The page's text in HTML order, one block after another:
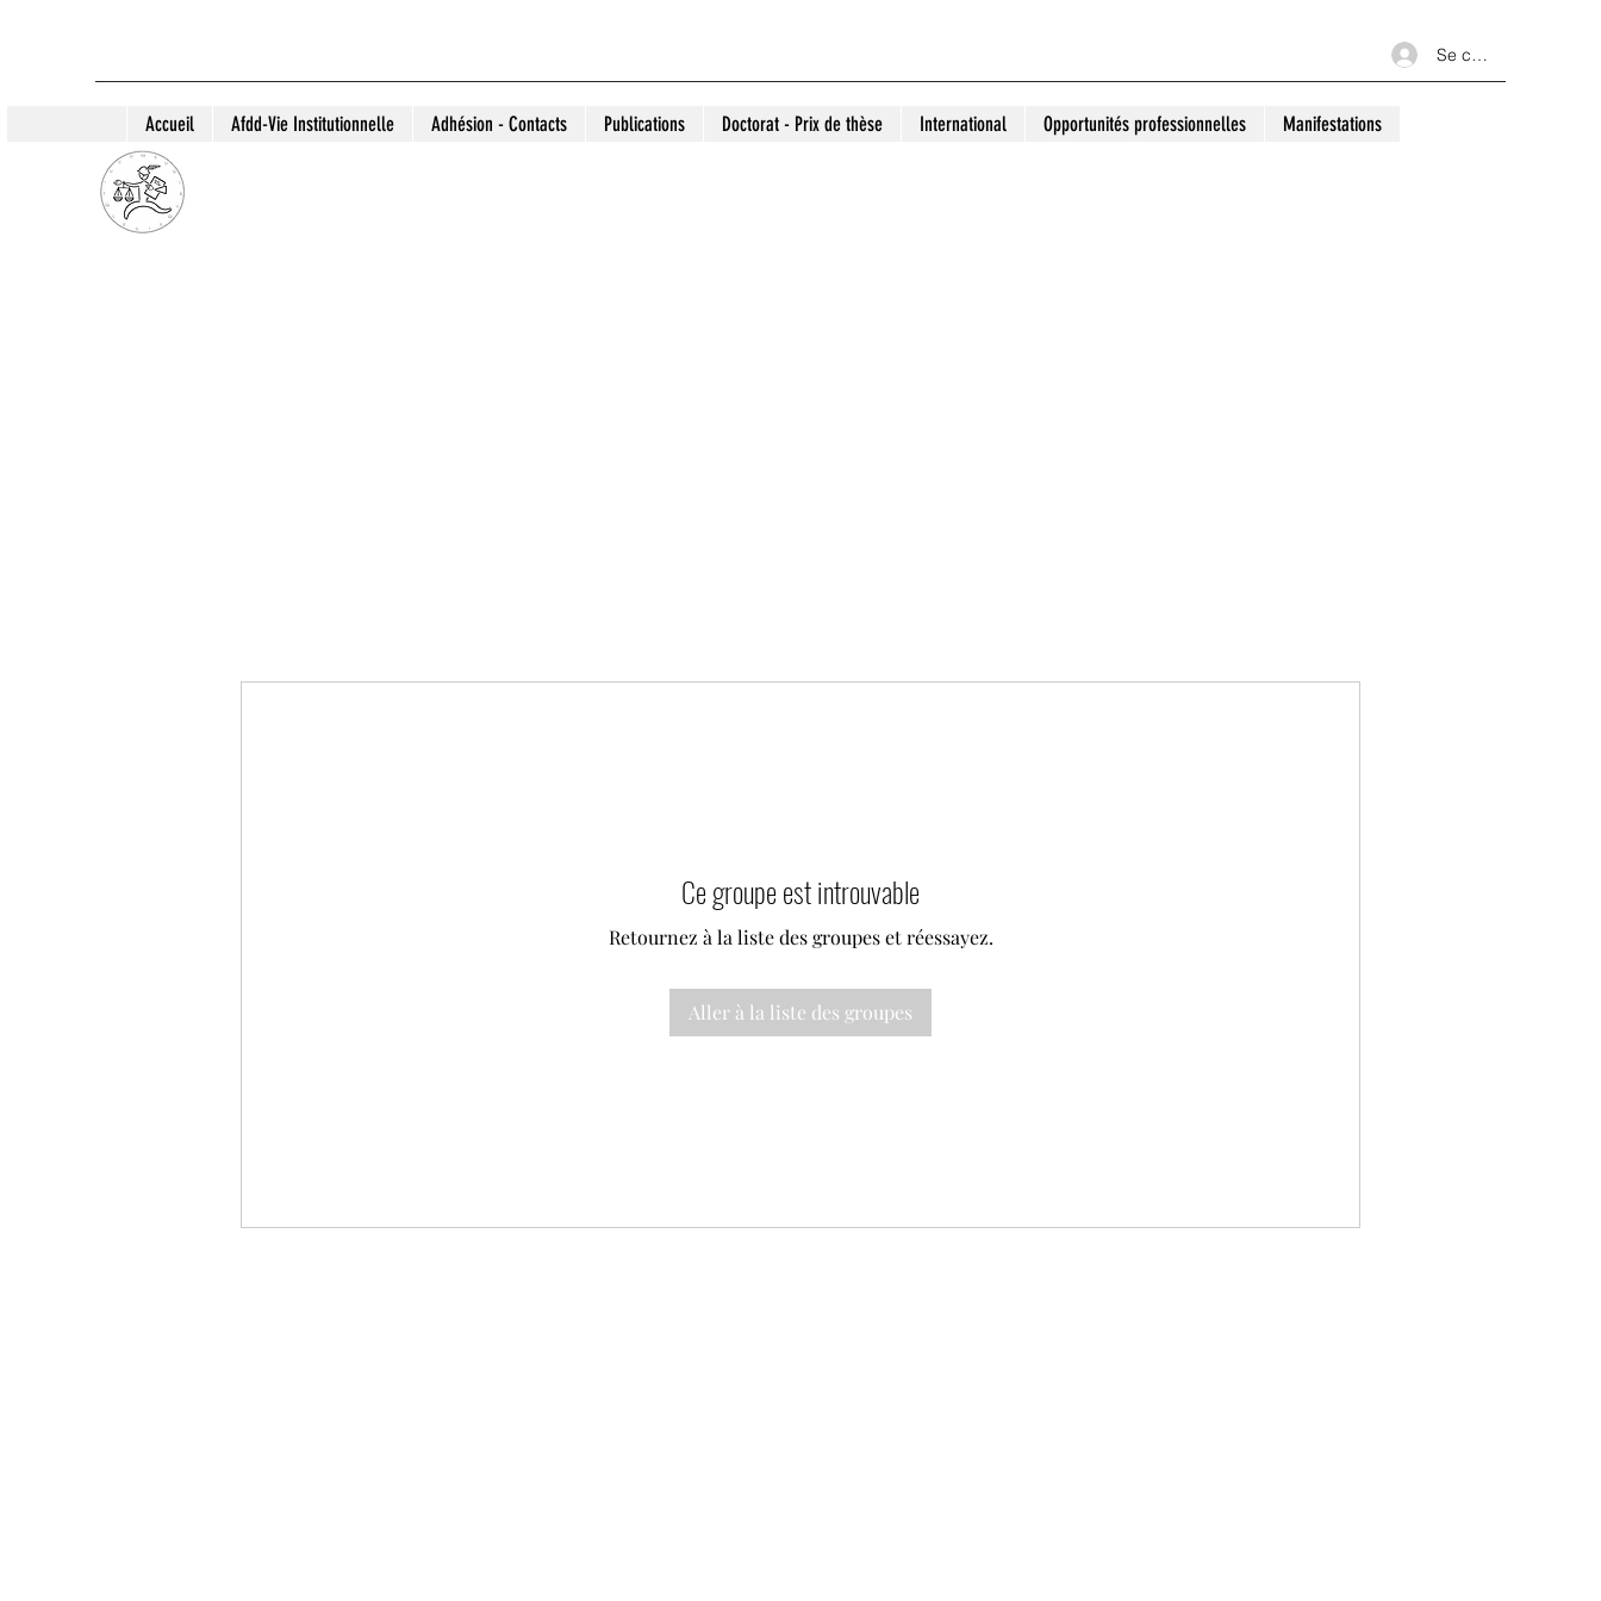
Se connecter
Accueil Afdd-Vie Institutionnelle Adhésion - Contacts Publications Doctorat - Prix de thèse International Opportunités professionnelles Manifestations
Ce groupe est introuvable
Retournez à la liste des groupes et réessayez.
Aller à la liste des groupes